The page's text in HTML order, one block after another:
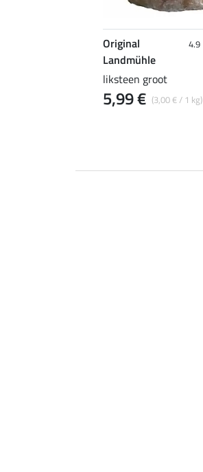
Original
Landmühle
4.9
liksteen groot
(3,00 € / 1 kg)
5,99 €